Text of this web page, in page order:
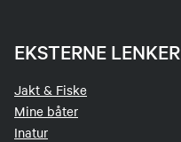
EKSTERNE LENKER
Jakt & Fiske
Mine båter
Inatur